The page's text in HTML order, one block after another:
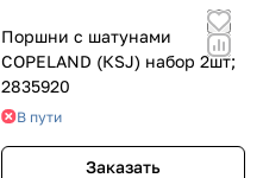
Поршни с шатунами
COPELAND (КSJ) набор 2шт;
2835920
В пути
Заказать